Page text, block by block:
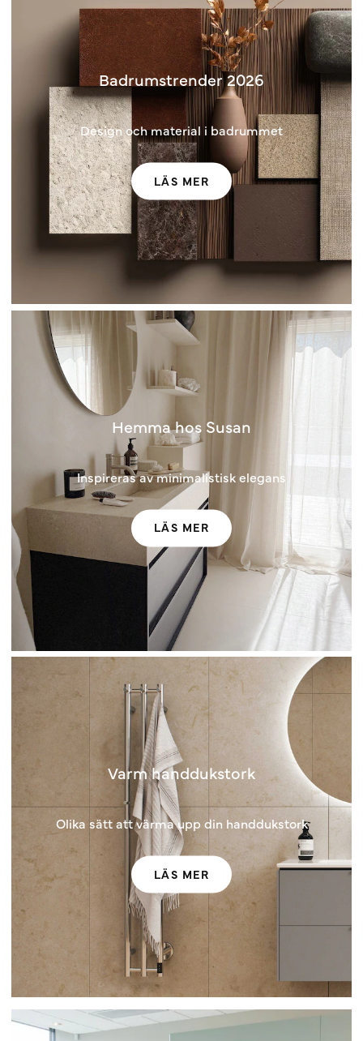
Badrumstrender 2026
Design och material i badrummet
LÄS MER
Hemma hos Susan
Inspireras av minimalistisk elegans
LÄS MER
Varm handdukstork
Olika sätt att värma upp din handdukstork
LÄS MER